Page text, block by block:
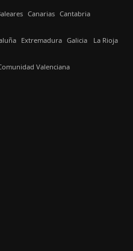
Canarias Cantabria
Extremadura Galicia La Rioja
Valenciana